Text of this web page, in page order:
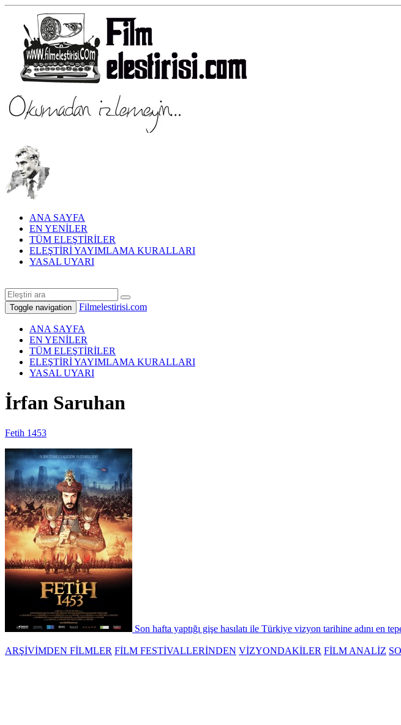
ANA SAYFA
EN YENİLER
TÜM ELEŞTİRİLER
ELEŞTİRİ YAYIMLAMA KURALLARI
YASAL UYARI
Toggle navigation Filmelestirisi.com
ANA SAYFA
EN YENİLER
TÜM ELEŞTİRİLER
ELEŞTİRİ YAYIMLAMA KURALLARI
YASAL UYARI
İrfan Saruhan
Fetih 1453
Son hafta yaptığı gişe hasılatı ile Türkiye vizyon tarihine adını en
ARŞİVİMDEN FİLMLER FİLM FESTİVALLERİNDEN VİZYONDAKİLER FİLM ANALİZ